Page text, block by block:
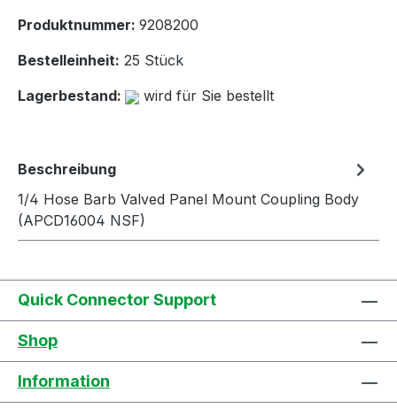
Produktnummer: 9208200
Bestelleinheit: 25 Stück
Lagerbestand:
wird für Sie bestellt
Beschreibung
1/4 Hose Barb Valved Panel Mount Coupling Body
(APCD16004 NSF)
Quick Connector Support
Shop
Information